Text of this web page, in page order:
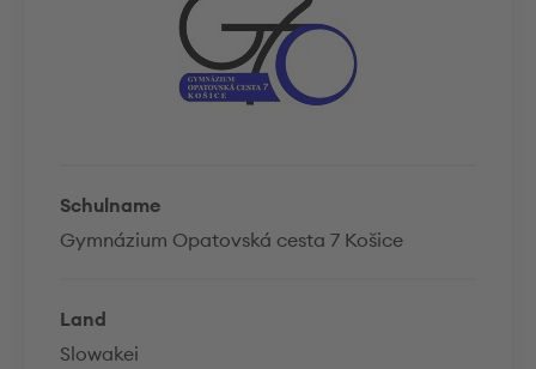
Schulname
Gymnázium Opatovská cesta 7 Košice
Land
Slowakei